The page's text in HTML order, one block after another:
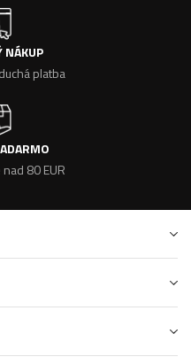
NÁKUP
platba
80 EUR